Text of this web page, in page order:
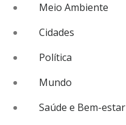
Meio Ambiente
Cidades
Política
Mundo
Saúde e Bem-estar